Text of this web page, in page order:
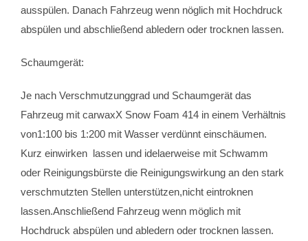
ausspülen. Danach Fahrzeug wenn nöglich mit Hochdruck
abspülen und abschließend abledern oder trocknen lassen.
Schaumgerät:
Je nach Verschmutzunggrad und Schaumgerät das
Fahrzeug mit carwaxX Snow Foam 414 in einem Verhältnis
von1:100 bis 1:200 mit Wasser verdünnt einschäumen.
Kurz einwirken lassen und idelaerweise mit Schwamm
oder Reinigungsbürste die Reinigungswirkung an den stark
verschmutzten Stellen unterstützen,nicht eintroknen
lassen.Anschließend Fahrzeug wenn möglich mit
Hochdruck abspülen und abledern oder trocknen lassen.